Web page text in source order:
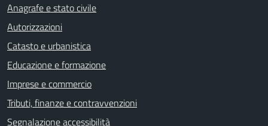
Anagrafe e stato civile
Autorizzazioni
Catasto e urbanistica
Educazione e formazione
Imprese e commercio
Tributi, finanze e contravvenzioni
Segnalazione accessibilità